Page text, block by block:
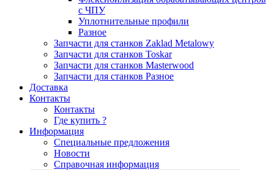
с ЧПУ
Уплотнительные профили
Разное
Запчасти для станков Zaklad Metalowy
Запчасти для станков Toskar
Запчасти для станков Masterwood
Запчасти для станков Разное
Доставка
Контакты
Контакты
Где купить ?
Информация
Специальные предложения
Новости
Справочная информация